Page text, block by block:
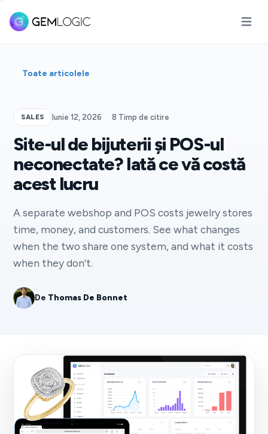
Toate articolele
SALES Iunie 12, 2026· 8 Timp de citire
Site-ul de bijuterii și POS-ul
neconectate? Iată ce vă costă
acest lucru
A separate webshop and POS costs jewelry stores
time, money, and customers. See what changes
when the two share one system, and what it costs
when they don't.
De Thomas De Bonnet